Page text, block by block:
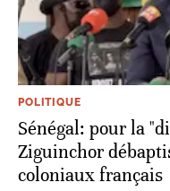
POLITIQUE
Sénégal: pour la
Ziguinchor
coloniaux français